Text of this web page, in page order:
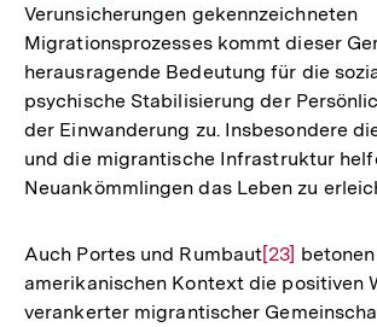
Auflösung
der
Fußnote
Verunsicherungen gekennzeichneten
Migrationsprozesses kommt dieser
herausragende Bedeutung für die
psychische Stabilisierung der
der Einwanderung zu. Insbesondere
und die migrantische Infrastruktur
Neuankömmlingen das Leben zu
Auch Portes und RumbautZur
Auflösung
der
[23]
amerikanischen Kontext die positiven
verankerter migrantischer